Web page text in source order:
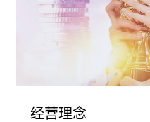
经营理念